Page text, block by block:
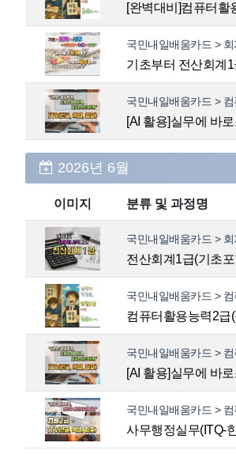
[완벽대비]컴퓨터활
국민내일배움카드 >
기초부터 전산회계
국민내일배움카드 >
[AI 활용]실무에 바
2026년 6월
이미지 분류 및 과정명
국민내일배움카드 >
전산회계1급(기초
국민내일배움카드 >
컴퓨터활용능력2급
국민내일배움카드 >
[AI 활용]실무에 바
국민내일배움카드 >
사무행정실무(ITQ-